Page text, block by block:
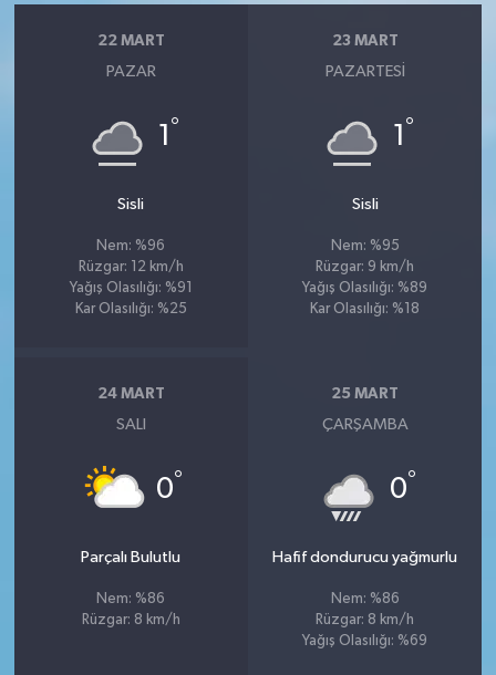
22 MART
PAZAR
1 °
Sisli
Nem: %96
Rüzgar: 12 km/h
Yağış Olasılığı: %91
Kar Olasılığı: %25
23 MART
PAZARTESI
1 °
Sisli
Nem: %95
Rüzgar: 9 km/h
Yağış Olasılığı: %89
Kar Olasılığı: %18
24 MART
SALI
0°
Parçalı Bulutlu
Nem: %86
Rüzgar: 8 km/h
25 MART
ÇARŞAMBA
0°
Hafif dondurucu yağmurlu
Nem: %86
Rüzgar: 8 km/h
Yağış Olasılığı: %69